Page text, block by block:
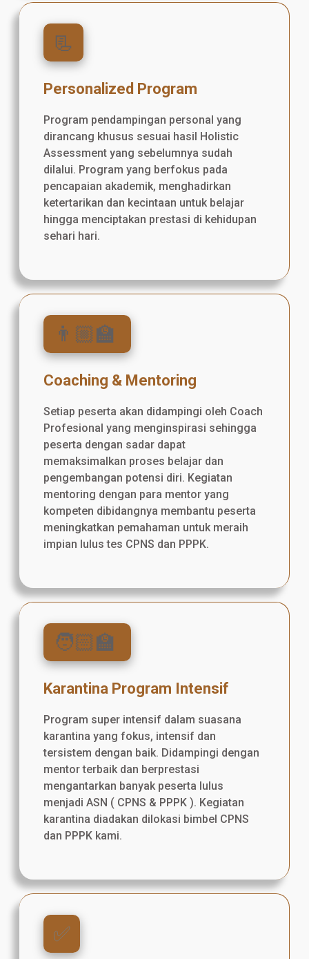
📃
Personalized Program
Program pendampingan personal yang
dirancang khusus sesuai hasil Holistic
Assessment yang sebelumnya sudah
dilalui. Program yang berfokus pada
pencapaian akademik, menghadirkan
ketertarikan dan kecintaan untuk belajar
hingga menciptakan prestasi di kehidupan
sehari hari.
👨🏼‍🏫
Coaching & Mentoring
Setiap peserta akan didampingi oleh Coach
Profesional yang menginspirasi sehingga
peserta dengan sadar dapat
memaksimalkan proses belajar dan
pengembangan potensi diri. Kegiatan
mentoring dengan para mentor yang
kompeten dibidangnya membantu peserta
meningkatkan pemahaman untuk meraih
impian lulus tes CPNS dan PPPK.
🧑🏻‍🏫
Karantina Program Intensif
Program super intensif dalam suasana
karantina yang fokus, intensif dan
tersistem dengan baik. Didampingi dengan
mentor terbaik dan berprestasi
mengantarkan banyak peserta lulus
menjadi ASN ( CPNS & PPPK ). Kegiatan
karantina diadakan dilokasi bimbel CPNS
dan PPPK kami.
✅️